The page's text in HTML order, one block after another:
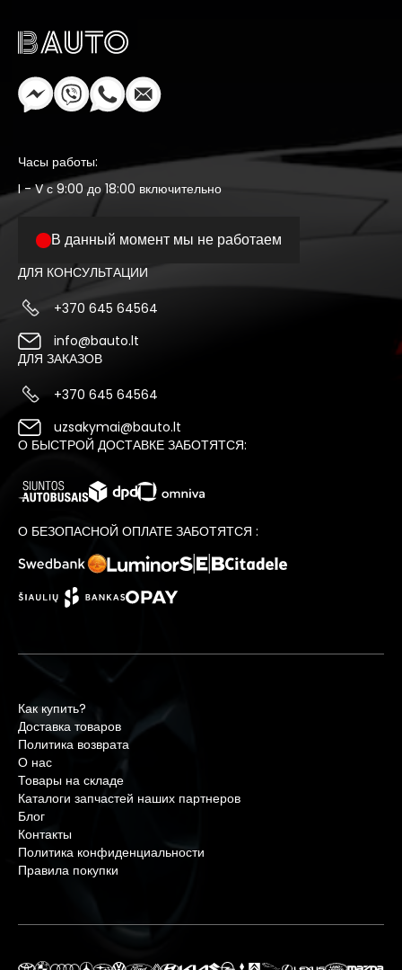
Часы работы:
I - V с 9:00 до 18:00 включительно
В данный момент мы не работаем
ДЛЯ КОНСУЛЬТАЦИИ
+370 645 64564
info@bauto.lt
ДЛЯ ЗАКАЗОВ
+370 645 64564
uzsakymai@bauto.lt
О БЫСТРОЙ ДОСТАВКЕ ЗАБОТЯТСЯ:
О БЕЗОПАСНОЙ ОПЛАТЕ ЗАБОТЯТСЯ :
Как купить?
Доставка товаров
Политика возврата
О нас
Товары на складе
Каталоги запчастей наших партнеров
Блог
Контакты
Политика конфиденциальности
Правила покупки